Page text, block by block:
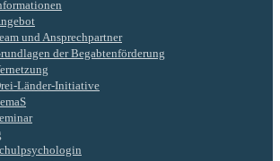
und Ansprechpartner
der Begabtenförderung
Länder-Initiative